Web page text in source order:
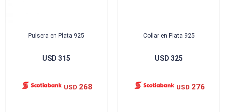
Pulsera en Plata 925
USD 315
USD 268
Collar en Plata 925
USD 325
USD 276